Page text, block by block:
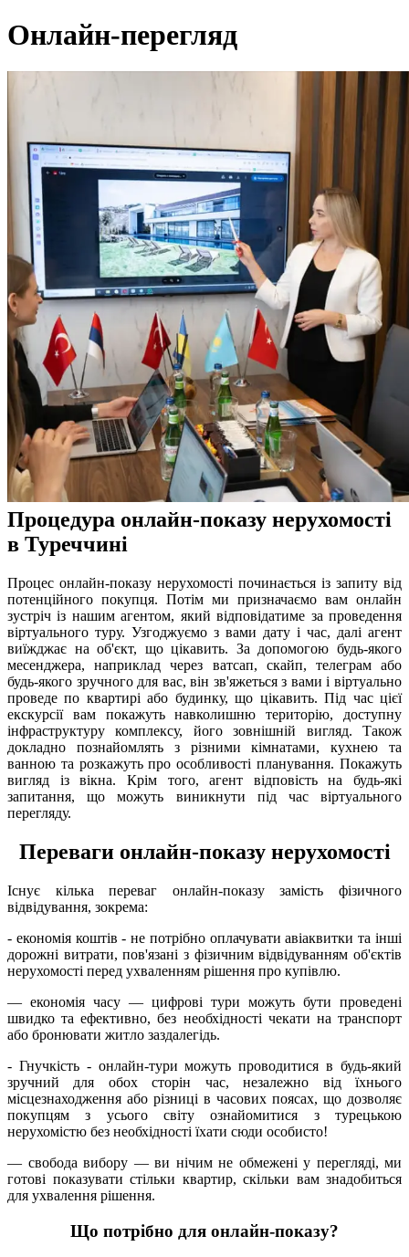
Онлайн-перегляд
Процедура онлайн-показу нерухомості
в Туреччині
Процес онлайн-показу нерухомості починається із запиту від
потенційного покупця. Потім ми призначаємо вам онлайн
зустріч із нашим агентом, який відповідатиме за проведення
віртуального туру. Узгоджуємо з вами дату і час, далі агент
виїжджає на об'єкт, що цікавить. За допомогою будь-якого
месенджера, наприклад через ватсап, скайп, телеграм або
будь-якого зручного для вас, він зв'яжеться з вами і віртуально
проведе по квартирі або будинку, що цікавить. Під час цієї
екскурсії вам покажуть навколишню територію, доступну
інфраструктуру комплексу, його зовнішній вигляд. Також
докладно познайомлять з різними кімнатами, кухнею та
ванною та розкажуть про особливості планування. Покажуть
вигляд із вікна. Крім того, агент відповість на будь-які
запитання, що можуть виникнути під час віртуального
перегляду.
Переваги онлайн-показу нерухомості
Існує кілька переваг онлайн-показу замість фізичного
відвідування, зокрема:
- економія коштів - не потрібно оплачувати авіаквитки та інші
дорожні витрати, пов'язані з фізичним відвідуванням об'єктів
нерухомості перед ухваленням рішення про купівлю.
— економія часу — цифрові тури можуть бути проведені
швидко та ефективно, без необхідності чекати на транспорт
або бронювати житло заздалегідь.
- Гнучкість - онлайн-тури можуть проводитися в будь-який
зручний для обох сторін час, незалежно від їхнього
місцезнаходження або різниці в часових поясах, що дозволяє
покупцям з усього світу ознайомитися з турецькою
нерухомістю без необхідності їхати сюди особисто!
— свобода вибору — ви нічим не обмежені у перегляді, ми
готові показувати стільки квартир, скільки вам знадобиться
для ухвалення рішення.
Що потрібно для онлайн-показу?